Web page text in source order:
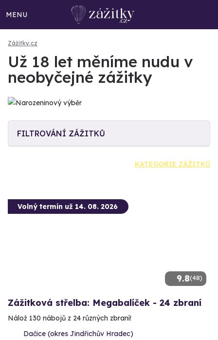
MENU
Zážitky.cz
Už 18 let měníme nudu v
neobyčejné zážitky
FILTROVÁNÍ ZÁŽITKŮ
KATEGORIE ZÁŽITKŮ
9.8(48)
Volný termín už 14. 08. 2026
Zážitková střelba: Megabalíček - 24 zbraní
Nálož 130 nábojů z 24 různých zbraní!
Dačice (okres Jindřichův Hradec)